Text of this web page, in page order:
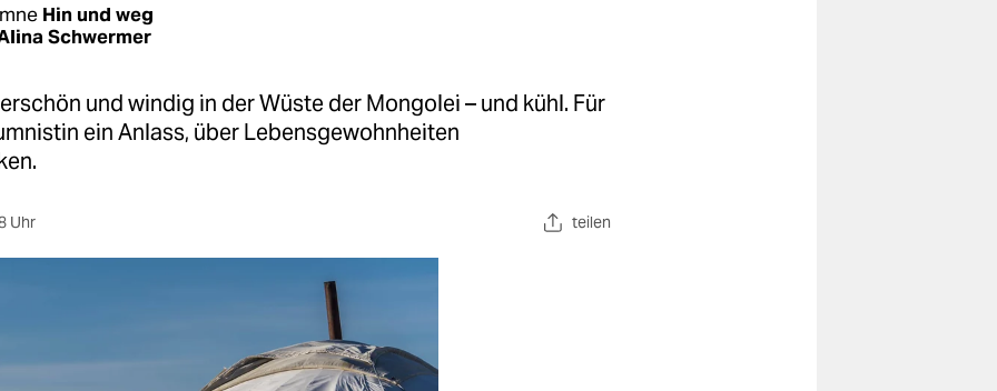
Hin und weg
Schwermer
und windig in der Wüste der Mongolei – und kühl. Für
ein Anlass, über Lebensgewohnheiten
Uhr teilen